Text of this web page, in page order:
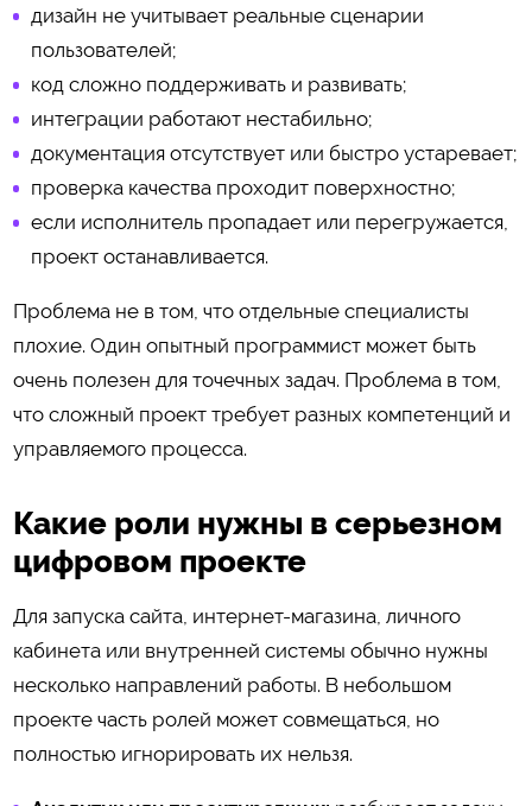
дизайн не учитывает реальные сценарии
пользователей;
код сложно поддерживать и развивать;
интеграции работают нестабильно;
документация отсутствует или быстро устаревает;
проверка качества проходит поверхностно;
если исполнитель пропадает или перегружается,
проект останавливается.
Проблема не в том, что отдельные специалисты
плохие. Один опытный программист может быть
очень полезен для точечных задач. Проблема в том,
что сложный проект требует разных компетенций и
управляемого процесса.
Какие роли нужны в серьезном
цифровом проекте
Для запуска сайта, интернет-магазина, личного
кабинета или внутренней системы обычно нужны
несколько направлений работы. В небольшом
проекте часть ролей может совмещаться, но
полностью игнорировать их нельзя.